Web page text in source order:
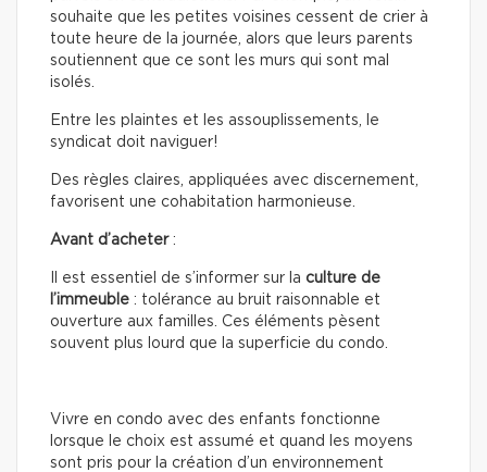
souhaite que les petites voisines cessent de crier à
toute heure de la journée, alors que leurs parents
soutiennent que ce sont les murs qui sont mal
isolés.
Entre les plaintes et les assouplissements, le
syndicat doit naviguer!
Des règles claires, appliquées avec discernement,
favorisent une cohabitation harmonieuse.
Avant d’acheter :
Il est essentiel de s’informer sur la culture de
l’immeuble : tolérance au bruit raisonnable et
ouverture aux familles. Ces éléments pèsent
souvent plus lourd que la superficie du condo.
Vivre en condo avec des enfants fonctionne
lorsque le choix est assumé et quand les moyens
sont pris pour la création d’un environnement